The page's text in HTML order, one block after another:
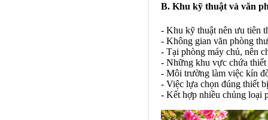
B. Khu kỹ thuật và văn
- Khu kỹ thuật nên ưu tiên
- Không gian văn phòng
- Tại phòng máy chủ, nên
- Những khu vực chứa
- Môi trường làm việc kín
- Việc lựa chọn đúng thiết
- Kết hợp nhiều chủng loại